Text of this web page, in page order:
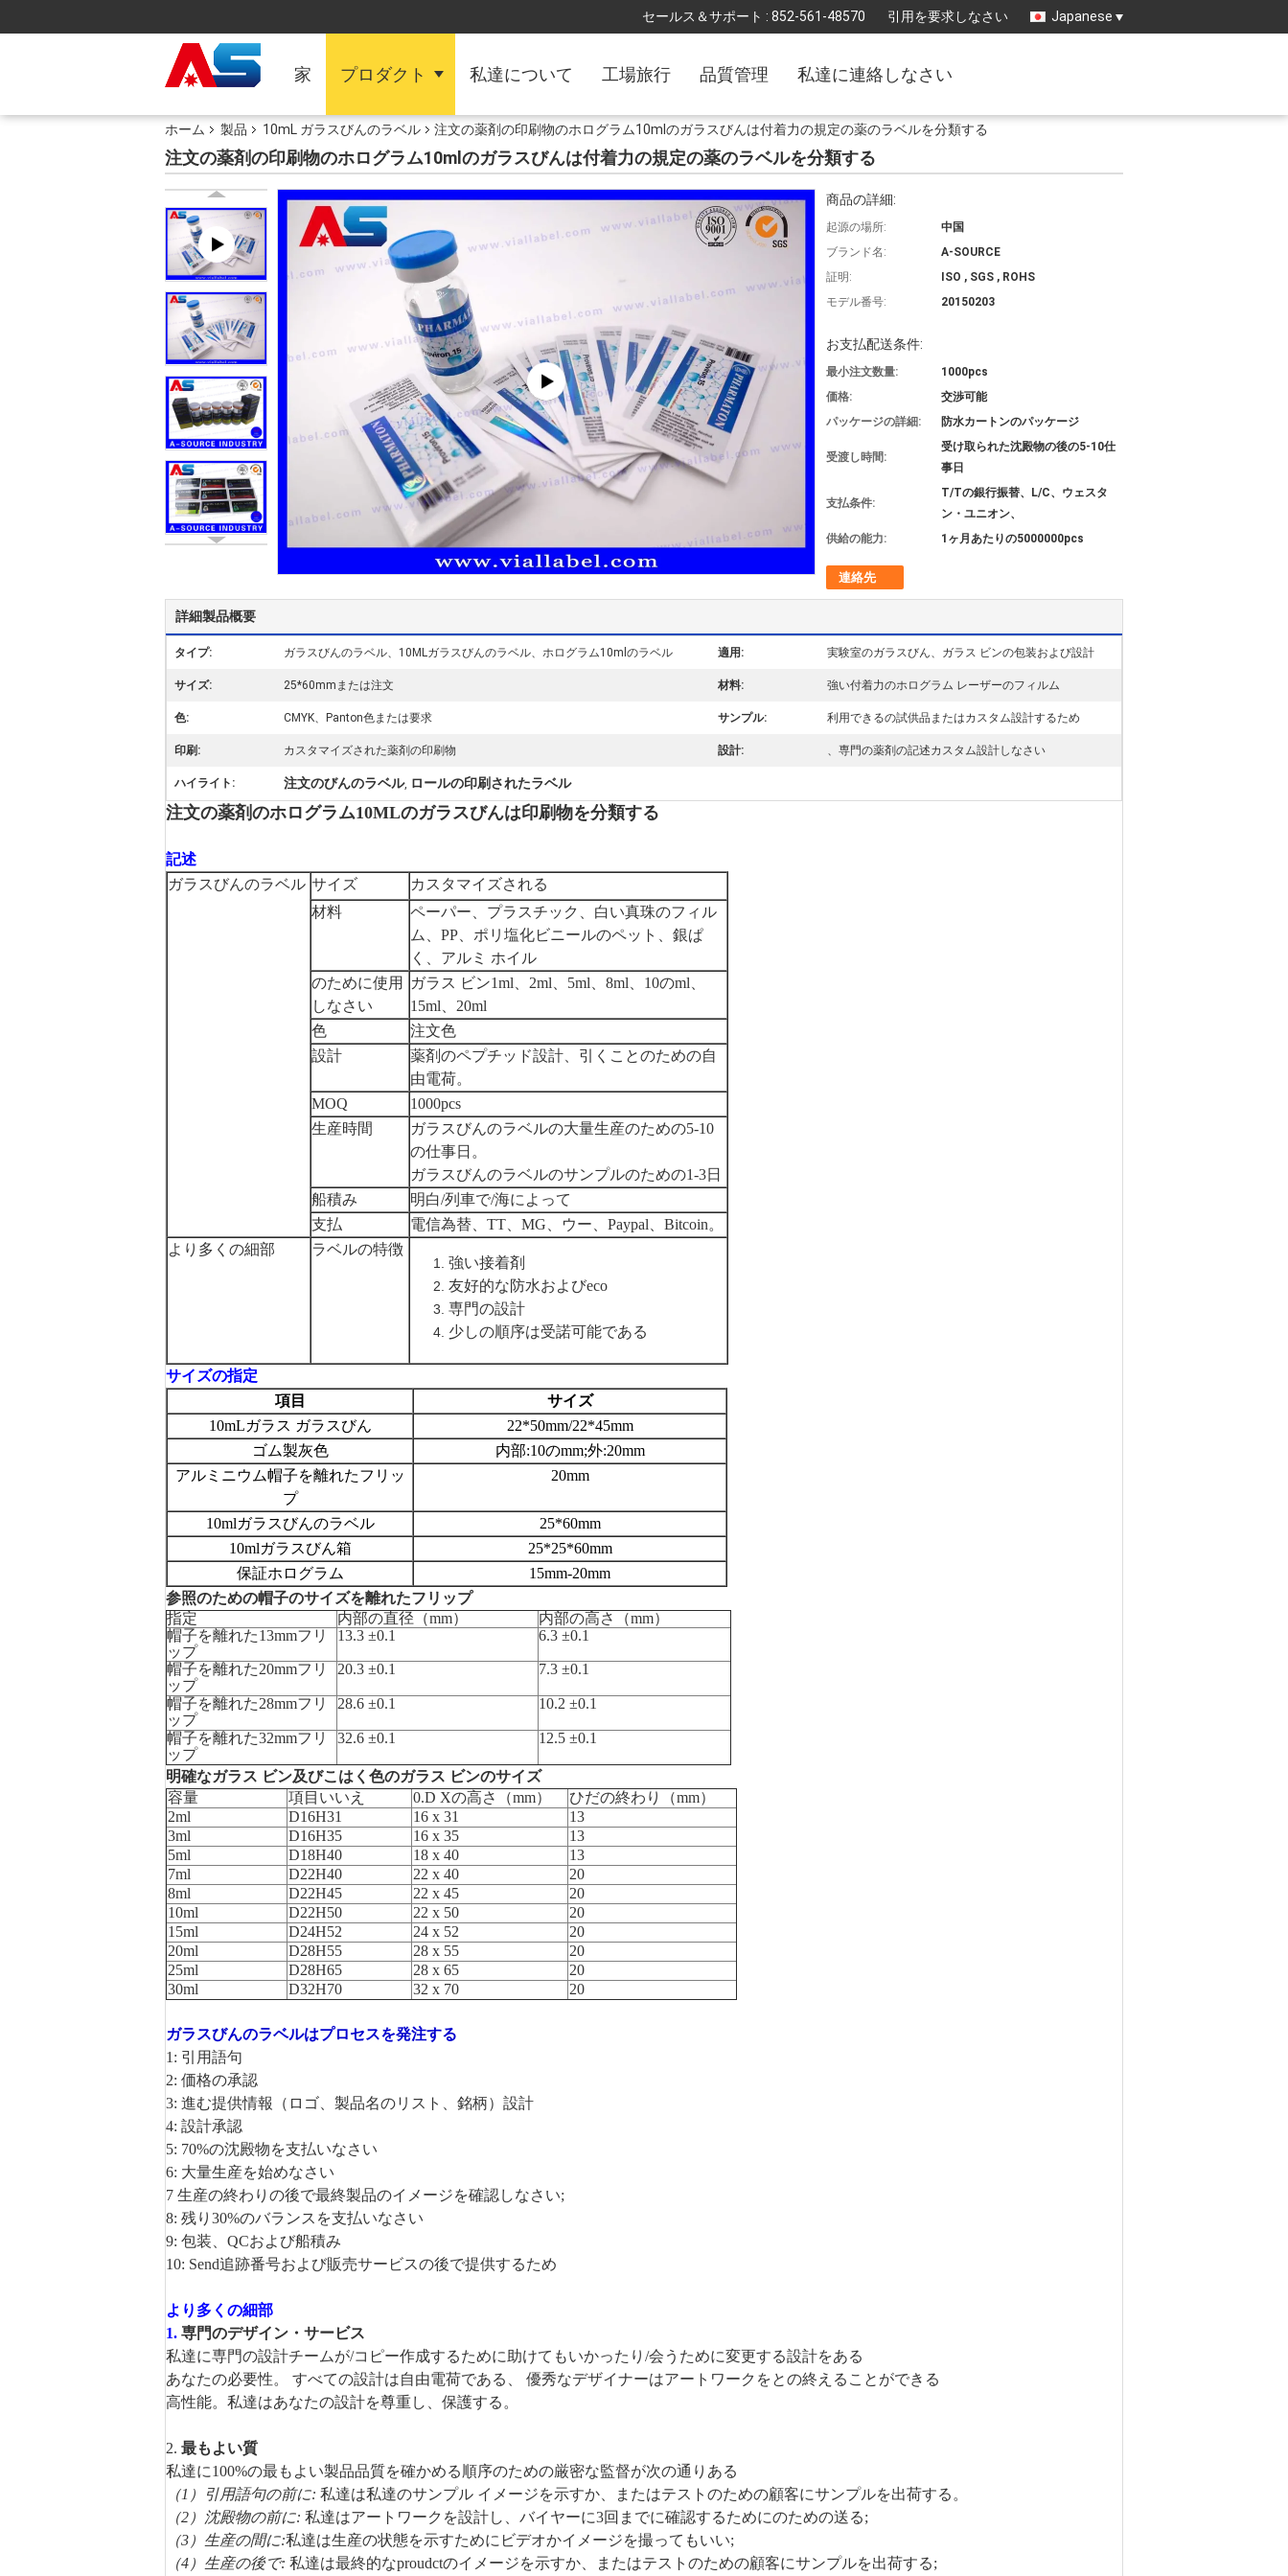
セールス＆サポート : 852-561-48570 引用を要求しなさい Japanese
家 プロダクト 私達について 工場旅行 品質管理 私達に連絡しなさい
ホーム 製品 10mL ガラスびんのラベル 注文の薬剤の印刷物のホログラム10mlのガラスびんは付着力の規定の薬のラベルを分類する
注文の薬剤の印刷物のホログラム10mlのガラスびんは付着力の規定の薬のラベルを分類する
商品の詳細:
起源の場所:
中国
ブランド名:
A-SOURCE
証明:
ISO , SGS , ROHS
モデル番号:
20150203
お支払配送条件:
最小注文数量:
1000pcs
価格:
交渉可能
パッケージの詳細:
防水カートンのパッケージ
受渡し時間:
受け取られた沈殿物の後の5-10仕
事日
支払条件:
T/Tの銀行振替、L/C、ウェスタ
ン・ユニオン、
供給の能力:
1ヶ月あたりの5000000pcs
連絡先
詳細製品概要
タイプ: ガラスびんのラベル、10MLガラスびんのラベル、ホログラム10mlのラベル 適用: 実験室のガラスびん、ガラス ビンの包装および設計
サイズ: 25*60mmまたは注文 材料: 強い付着力のホログラム レーザーのフィルム
色: CMYK、Panton色または要求 サンプル: 利用できるの試供品またはカスタム設計するため
印刷: カスタマイズされた薬剤の印刷物 設計: 、専門の薬剤の記述カスタム設計しなさい
ハイライト: 注文のびんのラベル, ロールの印刷されたラベル
注文の薬剤のホログラム10MLのガラスびんは印刷物を分類する
記述
ガラスびんのラベル サイズ
カスタマイズされる
材料
ペーパー、プラスチック、白い真珠のフィル
ム、PP、ポリ塩化ビニールのペット、銀ぱ
く、アルミ ホイル
のために使用
しなさい
ガラス ビン1ml、2ml、5ml、8ml、10のml、
15ml、20ml
色
注文色
設計
薬剤のペプチッド設計、引くことのための自
由電荷。
MOQ
1000pcs
生産時間
ガラスびんのラベルの大量生産のための5-10
の仕事日。
ガラスびんのラベルのサンプルのための1-3日
船積み
明白/列車で/海によって
支払
電信為替、TT、MG、ウー、Paypal、Bitcoin。
より多くの細部
ラベルの特徴
強い接着剤
友好的な防水およびeco
専門の設計
少しの順序は受諾可能である
サイズの指定
項目
サイズ
10mLガラス ガラスびん
22*50mm/22*45mm
ゴム製灰色
内部:10のmm;外:20mm
アルミニウム帽子を離れたフリッ
プ
20mm
10mlガラスびんのラベル
25*60mm
10mlガラスびん箱
25*25*60mm
保証ホログラム
15mm-20mm
参照のための帽子のサイズを離れたフリップ
指定
内部の直径（mm）
内部の高さ（mm）
帽子を離れた13mmフリ
ップ
13.3 ±0.1 6.3 ±0.1
帽子を離れた20mmフリ
ップ
20.3 ±0.1 7.3 ±0.1
帽子を離れた28mmフリ
ップ
28.6 ±0.1 10.2 ±0.1
帽子を離れた32mmフリ
ップ
32.6 ±0.1 12.5 ±0.1
明確なガラス ビン及びこはく色のガラス ビンのサイズ
容量
項目いいえ 0.D Xの高さ（mm）
ひだの終わり（mm）
2ml
D16H31 16 x 31
13
3ml
D16H35 16 x 35
13
5ml
D18H40 18 x 40
13
7ml
D22H40 22 x 40
20
8ml
D22H45 22 x 45
20
10ml
D22H50 22 x 50
20
15ml
D24H52 24 x 52
20
20ml
D28H55 28 x 55
20
25ml
D28H65 28 x 65
20
30ml
D32H70 32 x 70 20
ガラスびんのラベルはプロセスを発注する
1: 引用語句
2: 価格の承認
3: 進む提供情報（ロゴ、製品名のリスト、銘柄）設計
4: 設計承認
5: 70%の沈殿物を支払いなさい
6: 大量生産を始めなさい
7 生産の終わりの後で最終製品のイメージを確認しなさい;
8: 残り30%のバランスを支払いなさい
9: 包装、QCおよび船積み
10: Send追跡番号および販売サービスの後で提供するため
より多くの細部
1. 専門のデザイン・サービス
私達に専門の設計チームが/コピー作成するために助けてもいかったり/会うために変更する設計をある
あなたの必要性。
すべての設計は自由電荷である、 優秀なデザイナーはアートワークをとの終えることができる
高性能。私達はあなたの設計を尊重し、保護する。
2. 最もよい質
私達に100%の最もよい製品品質を確かめる順序のための厳密な監督が次の通りある
（1）引用語句の前に: 私達は私達のサンプル イメージを示すか、またはテストのための顧客にサンプルを出荷する。
（2）沈殿物の前に: 私達はアートワークを設計し、バイヤーに3回までに確認するためにのための送る;
（3）生産の間に:私達は生産の状態を示すためにビデオかイメージを撮ってもいい;
（4）生産の後で: 私達は最終的なproudctのイメージを示すか、またはテストのための顧客にサンプルを出荷する;